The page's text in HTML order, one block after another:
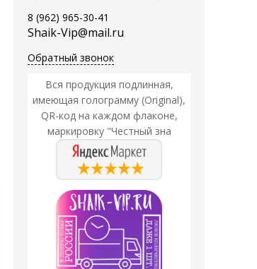
8 (962) 965-30-41
Shaik-Vip@mail.ru
Обратный звонок
Вся продукция подлинная,
имеющая голограмму (Original),
QR-код на каждом флаконе,
маркировку "Честный зна